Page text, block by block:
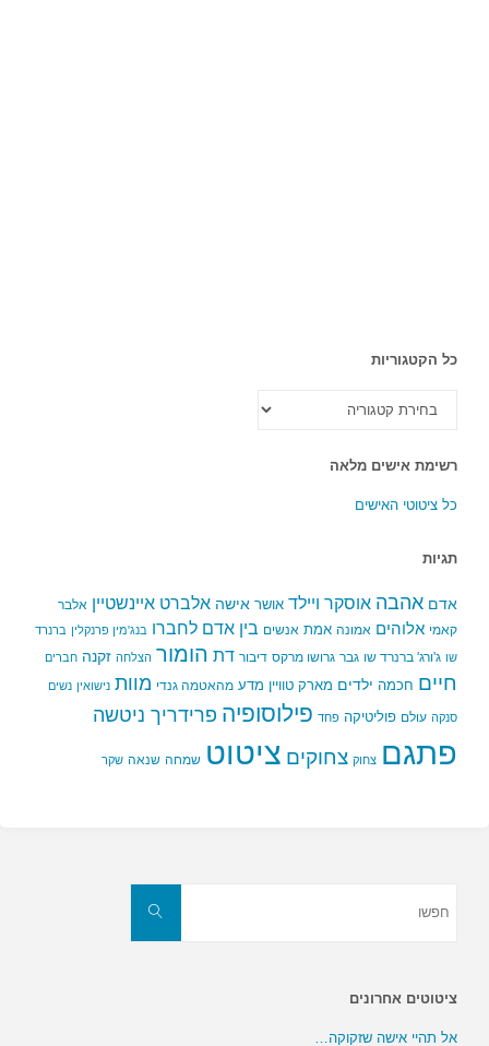
כל הקטגוריות
הקטגוריות
רשימת אישים מלאה
כל ציטוטי האישים
תגיות
אדם אהבה אוסקר ויילד אושר אישה אלברט איינשטיין אלבר
קאמי אלוהים אמונה אמת אנשים בין אדם לחברו בנג'מין פרנקלין ברנרד
שו ג'ורג' ברנרד שו גבר גרושו מרקס דיבור דת הומור הצלחה זקנה חברים
חיים חכמה ילדים מארק טוויין מדע מהאטמה גנדי מוות נישואין נשים
סנקה עולם פוליטיקה פחד פילוסופיה פרידריך ניטשה
פתגם צחוק צחוקים ציטוט שמחה שנאה שקר
חפשו
ציטוטים אחרונים
אל תהיי אישה שזקוקה…